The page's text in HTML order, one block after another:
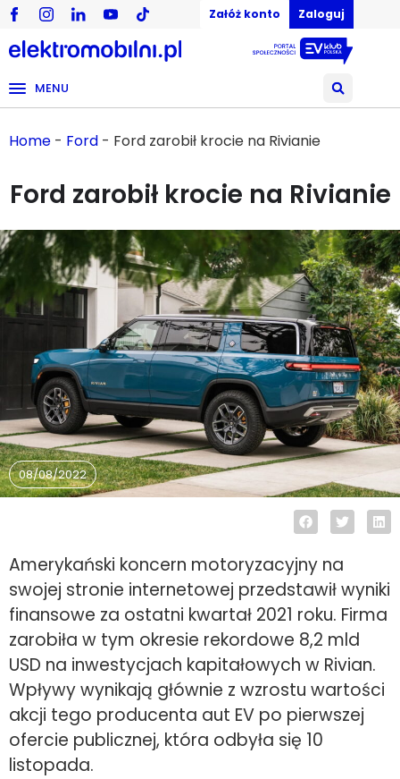
Załóż konto Zaloguj
MENU
Home - Ford - Ford zarobił krocie na Rivianie
Ford zarobił krocie na Rivianie
08/08/2022
Amerykański koncern motoryzacyjny na
swojej stronie internetowej przedstawił wyniki
finansowe za ostatni kwartał 2021 roku. Firma
zarobiła w tym okresie rekordowe 8,2 mld
USD na inwestycjach kapitałowych w Rivian.
Wpływy wynikają głównie z wzrostu wartości
akcji tego producenta aut EV po pierwszej
ofercie publicznej, która odbyła się 10
listopada.